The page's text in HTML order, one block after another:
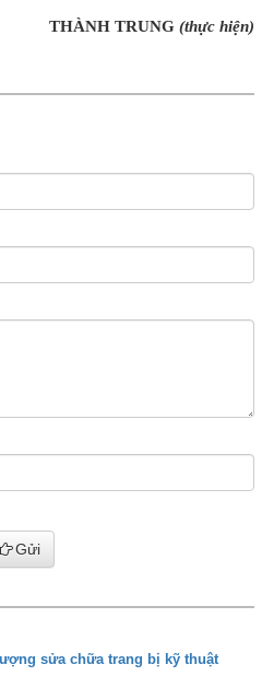
THÀNH TRUNG (thực hiện)
Gửi
sửa chữa trang bị kỹ thuật